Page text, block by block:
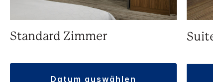
Standard Zimmer
datum auswählen
Suite